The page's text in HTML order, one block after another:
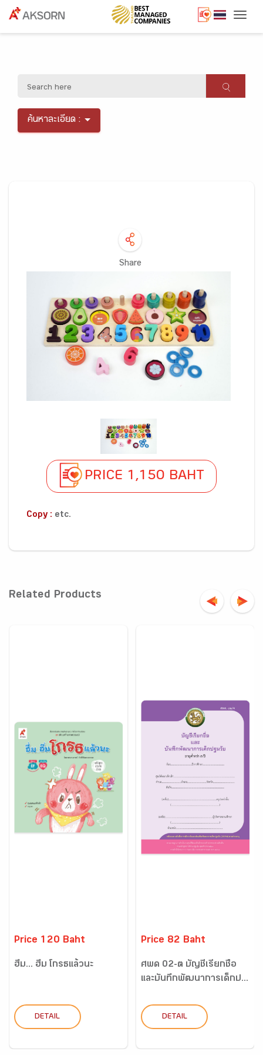
ค้นหาละเอียด :
Share
PRICE 1,150 BAHT
Copy : etc.
Related Products
Price 120 Baht
ฮึ่ม... ฮึ่ม โกรธแล้วนะ
DETAIL
Price 82 Baht
ศพด 02-ต บัญชีเรียกชื่อ
และบันทึกพัฒนาการเด็กป...
DETAIL